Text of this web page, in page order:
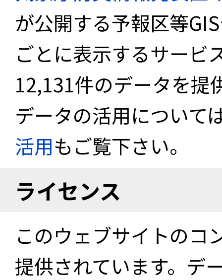
が公開する予報区等
ごとに表示するサービ
12,131件のデータを提
データの活用について
活用もご覧下さい。
ライセンス
このウェブサイトのコ
提供されています。デ